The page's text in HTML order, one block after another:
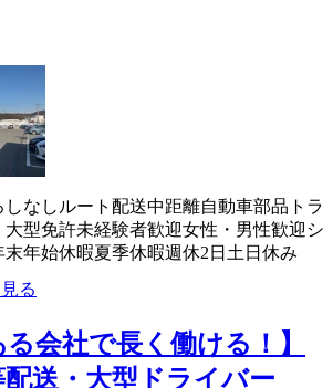
しなしルート配送中距離自動車部品 トラ
大型免許未経験者歓迎女性・男性歓迎 シ
末年始休暇夏季休暇週休2日 土日休み
る
る会社で長く働ける！】
配送・大型ドライバー